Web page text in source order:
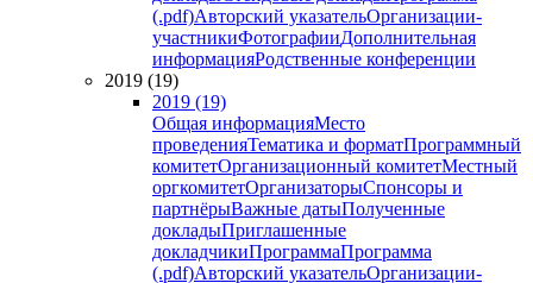
(.pdf)Авторский указательОрганизации-
участникиФотографииДополнительная
информацияРодственные конференции
2019 (19)
2019 (19)
Общая информацияМесто
проведенияТематика и форматПрограммный
комитетОрганизационный комитетМестный
оргкомитетОрганизаторыСпонсоры и
партнёрыВажные датыПолученные
докладыПриглашенные
докладчикиПрограммаПрограмма
(.pdf)Авторский указательОрганизации-